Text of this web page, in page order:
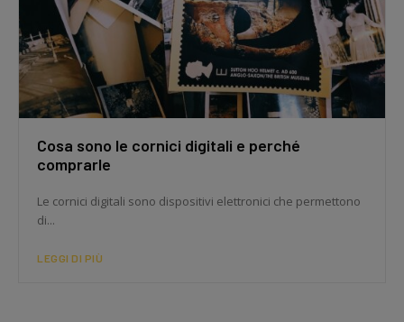
Cosa sono le cornici digitali e perché
comprarle
Le cornici digitali sono dispositivi elettronici che permettono
di...
LEGGI DI PIÙ